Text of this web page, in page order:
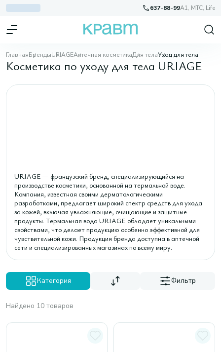
637-88-99A1, МТС, Life
ГлавнаяБрендыURIAGEАптечная косметикаДля телаУход для тела
Косметика по уходу для тела URIAGE
URIAGE — французский бренд, специализирующийся на
производстве косметики, основанной на термальной воде.
Компания, известная своими дерматологическими
разработками, предлагает широкий спектр средств для ухода
за кожей, включая увлажняющие, очищающие и защитные
продукты. Термальная вода URIAGE обладает уникальными
свойствами, что делает продукцию особенно эффективной для
чувствительной кожи. Продукция бренда доступна в аптечной
сети и специализированных магазинах по всему миру.
Категория Фильтр
Найдено 10 товаров